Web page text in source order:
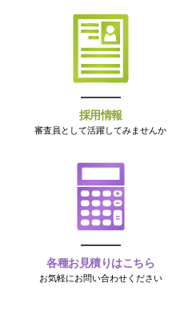
採用情報
審査員として活躍してみませんか
各種お見積りはこちら
お気軽にお問い合わせください